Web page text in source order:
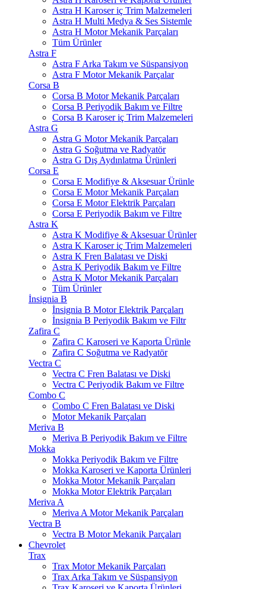
Astra H Karoser iç Trim Malzemeleri
Astra H Multi Medya & Ses Sistemle
Astra H Motor Mekanik Parçaları
Tüm Ürünler
Astra F
Astra F Arka Takım ve Süspansiyon
Astra F Motor Mekanik Parçalar
Corsa B
Corsa B Motor Mekanik Parçaları
Corsa B Periyodik Bakım ve Filtre
Corsa B Karoser iç Trim Malzemeleri
Astra G
Astra G Motor Mekanik Parçaları
Astra G Soğutma ve Radyatör
Astra G Dış Aydınlatma Ürünleri
Corsa E
Corsa E Modifiye & Aksesuar Ürünle
Corsa E Motor Mekanik Parçaları
Corsa E Motor Elektrik Parçaları
Corsa E Periyodik Bakım ve Filtre
Astra K
Astra K Modifiye & Aksesuar Ürünler
Astra K Karoser iç Trim Malzemeleri
Astra K Fren Balatası ve Diski
Astra K Periyodik Bakım ve Filtre
Astra K Motor Mekanik Parçaları
Tüm Ürünler
İnsignia B
İnsignia B Motor Elektrik Parçaları
İnsignia B Periyodik Bakım ve Filtr
Zafira C
Zafira C Karoseri ve Kaporta Ürünle
Zafira C Soğutma ve Radyatör
Vectra C
Vectra C Fren Balatası ve Diski
Vectra C Periyodik Bakım ve Filtre
Combo C
Combo C Fren Balatası ve Diski
Motor Mekanik Parçaları
Meriva B
Meriva B Periyodik Bakım ve Filtre
Mokka
Mokka Periyodik Bakım ve Filtre
Mokka Karoseri ve Kaporta Ürünleri
Mokka Motor Mekanik Parçaları
Mokka Motor Elektrik Parçaları
Meriva A
Meriva A Motor Mekanik Parçaları
Vectra B
Vectra B Motor Mekanik Parçaları
Chevrolet
Trax
Trax Motor Mekanik Parçaları
Trax Arka Takım ve Süspansiyon